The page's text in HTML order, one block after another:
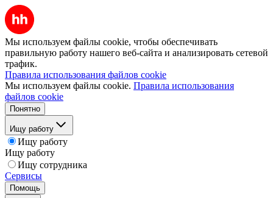
Мы используем файлы cookie, чтобы обеспечивать
правильную работу нашего веб-сайта и анализировать сетевой
трафик.
Правила использования файлов cookie
Мы используем файлы cookie. Правила использования
файлов cookie
Понятно
Ищу работу
Ищу работу
Ищу работу
Ищу сотрудника
Сервисы
Помощь